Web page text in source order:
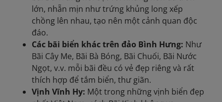
lớn, nhẵn mịn như trứng khủng long xếp
chồng lên nhau, tạo nên một cảnh quan độc
đáo.
Các bãi biển khác trên đảo Bình Hưng: Như
Bãi Cây Me, Bãi Bà Bóng, Bãi Chuối, Bãi Nước
Ngọt, v.v. mỗi bãi đều có vẻ đẹp riêng và rất
thích hợp để tắm biển, thư giãn.
Vịnh Vĩnh Hy: Một trong những vịnh biển đẹp